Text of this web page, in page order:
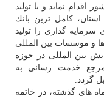
اقدام نماید و با تولید
كامل ترین بانك
سرمایه گذاری را تولید
و موسسات بین المللی
بین المللی در حوزه
مرجع خدمت رسانی به
گردد.
های گذشته، در خاتمه